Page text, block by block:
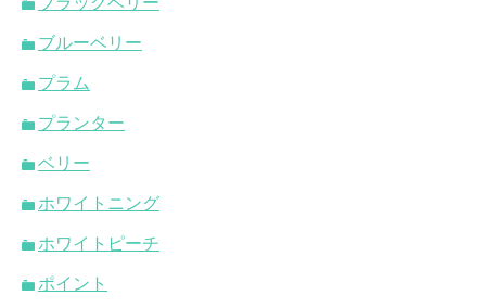
ブルーベリー
プラム
プランター
ベリー
ホワイトニング
ホワイトピーチ
ポイント